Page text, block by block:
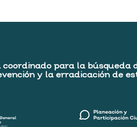
coordinado para la búsqueda
y la erradicación de